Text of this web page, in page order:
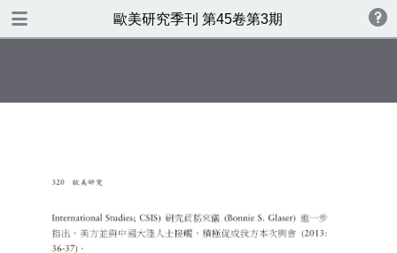
歐美研究季刊 第45卷第3期
TABLE OF CONTENTS
目錄